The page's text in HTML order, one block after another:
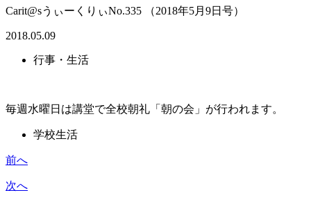
Carit@sうぃーくりぃNo.335 （2018年5月9日号）
2018.05.09
行事・生活
毎週水曜日は講堂で全校朝礼「朝の会」が行われます。
学校生活
前へ
次へ